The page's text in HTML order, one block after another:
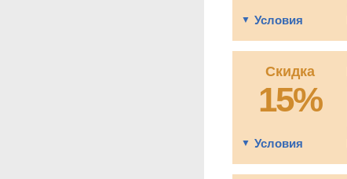
Условия
Скидка
15%
Условия